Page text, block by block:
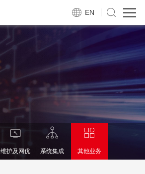
EN
维护及网优 系统集成 其他业务